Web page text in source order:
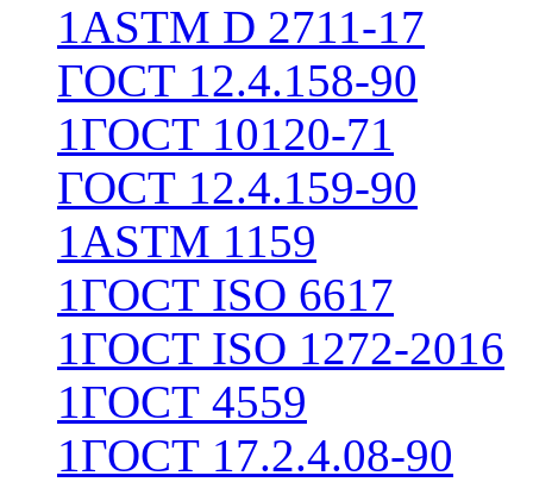
1ASTM D 2711-17
ГОСТ 12.4.158-90
1ГОСТ 10120-71
ГОСТ 12.4.159-90
1ASTM 1159
1ГОСТ ISO 6617
1ГОСТ ISO 1272-2016
1ГОСТ 4559
1ГОСТ 17.2.4.08-90